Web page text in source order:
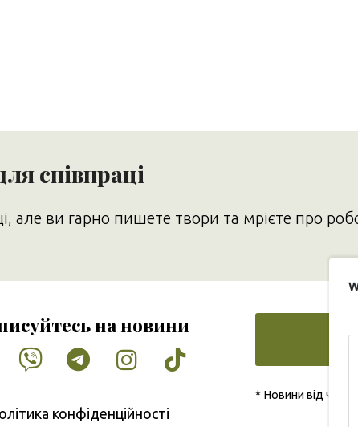
співпраці
але ви гарно пишете твори та мрієте про
на новини
VimeoTumblrInstagram
Tiktok
конфіденційності
* Новини від